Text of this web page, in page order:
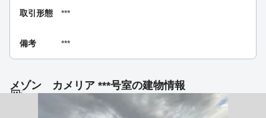
取引形態 ***
備考 ***
メゾン カメリア ***号室の建物情報